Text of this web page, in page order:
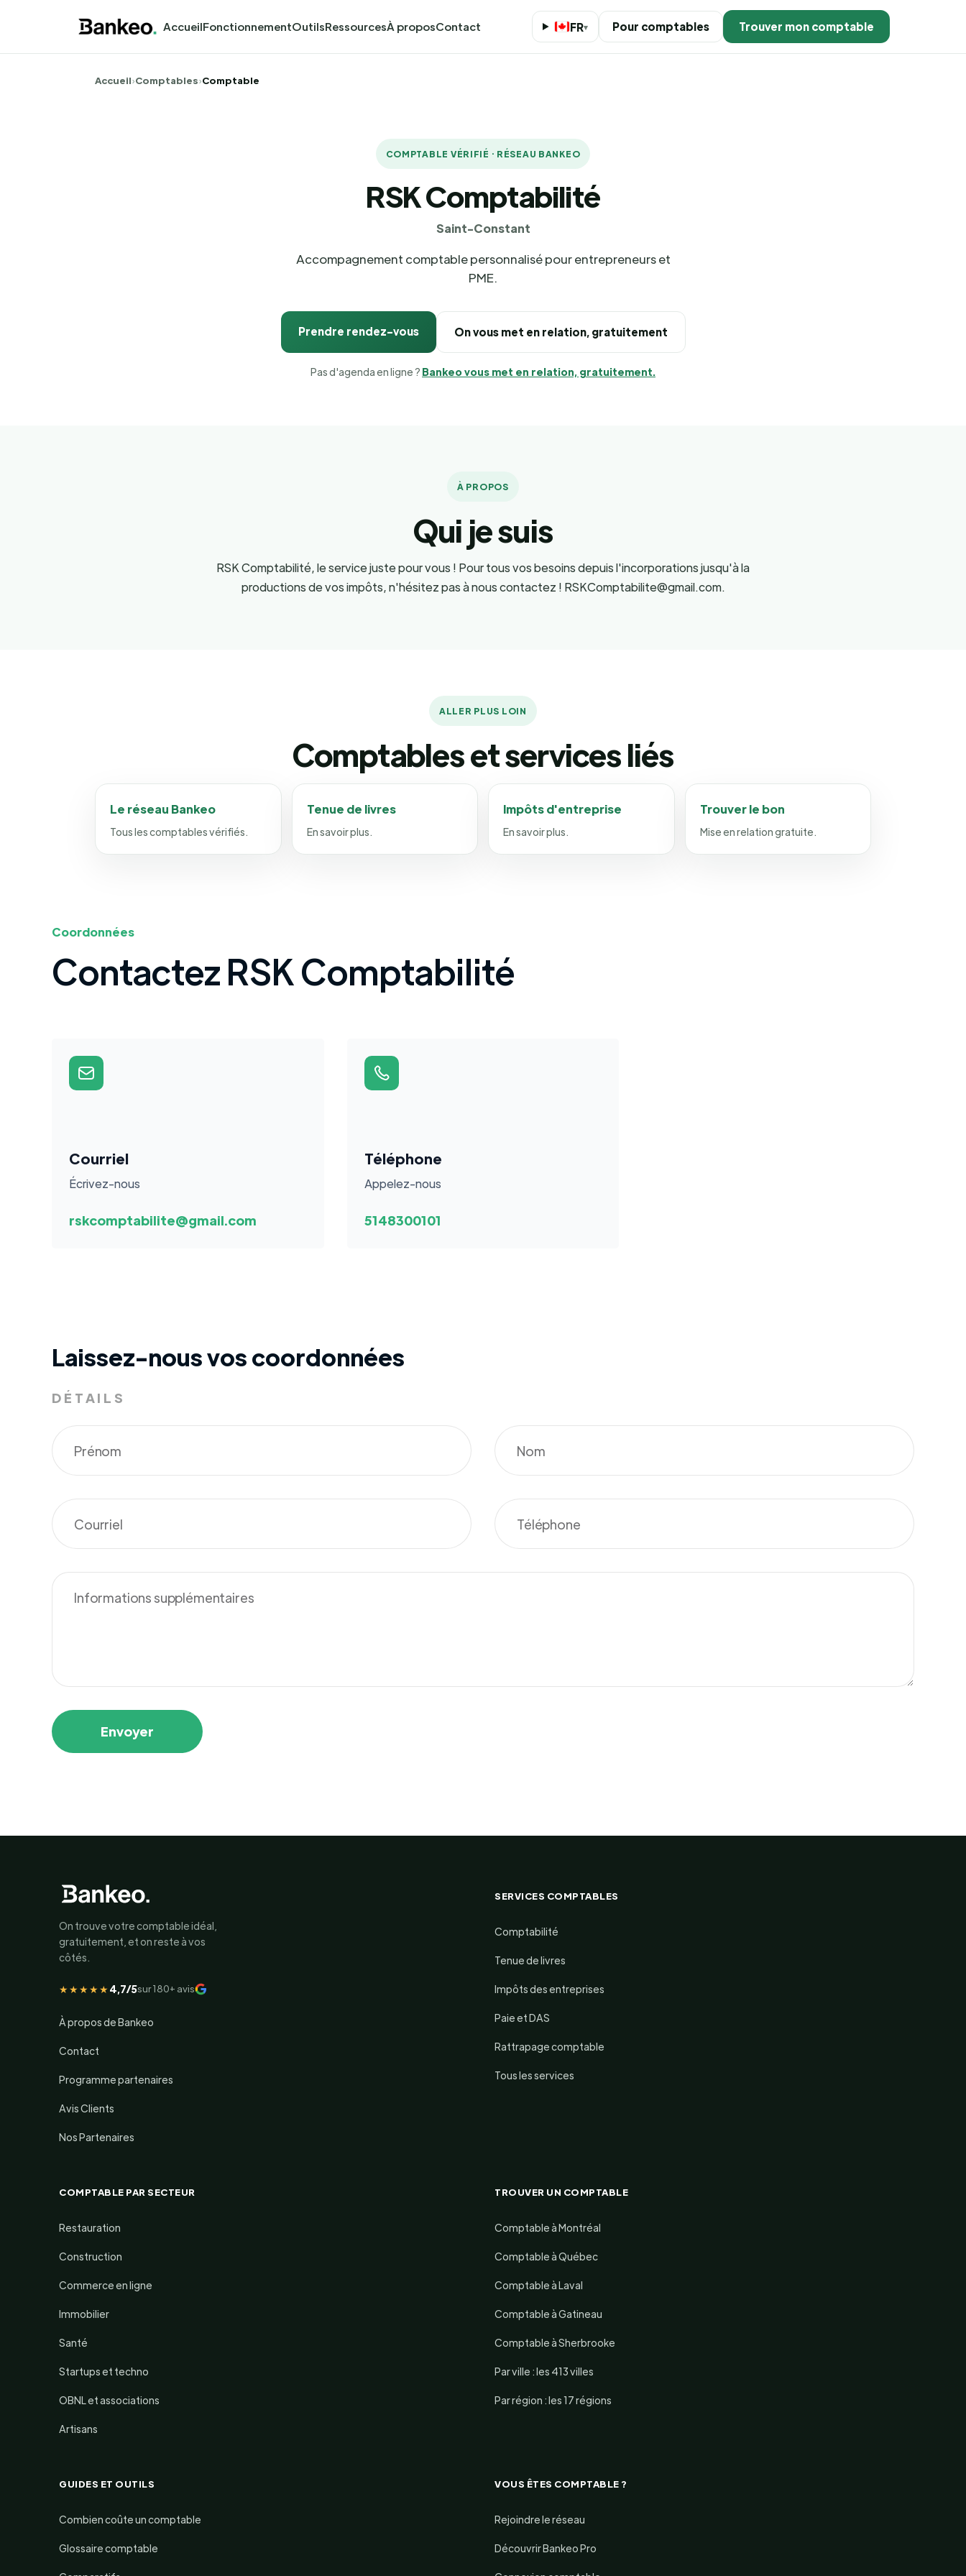
AccueilFonctionnementOutilsRessourcesÀ proposContact FR▾ Pour comptables Trouver mon comptable
Accueil›Comptables›Comptable
COMPTABLE VÉRIFIÉ · RÉSEAU BANKEO
RSK Comptabilité
Saint-Constant
Accompagnement comptable personnalisé pour entrepreneurs et
PME.
Prendre rendez-vous On vous met en relation, gratuitement
Pas d'agenda en ligne ? Bankeo vous met en relation, gratuitement.
À PROPOS
Qui je suis
RSK Comptabilité, le service juste pour vous ! Pour tous vos besoins depuis l'incorporations jusqu'à la
productions de vos impôts, n'hésitez pas à nous contactez ! RSKComptabilite@gmail.com.
ALLER PLUS LOIN
Comptables et services liés
Le réseau Bankeo
Tous les comptables vérifiés.
Tenue de livres
En savoir plus.
Impôts d'entreprise
En savoir plus.
Trouver le bon
Mise en relation gratuite.
Coordonnées
Contactez RSK Comptabilité
Courriel
Écrivez-nous
rskcomptabilite@gmail.com
Téléphone
Appelez-nous
5148300101
Laissez-nous vos coordonnées
DÉTAILS
On trouve votre comptable idéal,
gratuitement, et on reste à vos
côtés.
★★★★★4,7/5sur 180+ avis
À propos de Bankeo
Contact
Programme partenaires
Avis Clients
Nos Partenaires
SERVICES COMPTABLES
Comptabilité
Tenue de livres
Impôts des entreprises
Paie et DAS
Rattrapage comptable
Tous les services
COMPTABLE PAR SECTEUR
Restauration
Construction
Commerce en ligne
Immobilier
Santé
Startups et techno
OBNL et associations
Artisans
TROUVER UN COMPTABLE
Comptable à Montréal
Comptable à Québec
Comptable à Laval
Comptable à Gatineau
Comptable à Sherbrooke
Par ville : les 413 villes
Par région : les 17 régions
GUIDES ET OUTILS
Combien coûte un comptable
Glossaire comptable
VOUS ÊTES COMPTABLE ?
Rejoindre le réseau
Découvrir Bankeo Pro